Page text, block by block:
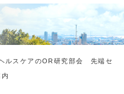
ルスケアのOR研究部会 先端セ